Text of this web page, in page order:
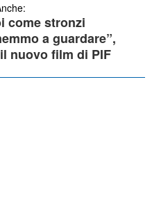
come stronzi
a guardare”,
nuovo film di PIF